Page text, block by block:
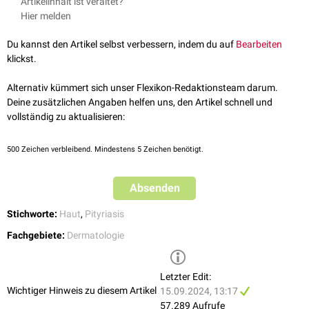
Extremitätenstreckseiten,
Ausgang der Papulaemeist an Haarfollikeln(pilaris)
dazwischen Inseln von normaler
keine Allgemeinsymptome (Fieber, Abgeschlagenheit)
verdickteNagelplatte, subungualeHyperkeratose , kleine
Nagelblutungen
Atypischer juveniler Typ (ca. 5%): chronischer Verlauf (
rezessiveVererbung)
Methotrexat
Azathioprin
1980;5(1):105-12.
J Am Acad Dermatol. Jan 1992;26(1):140-2.
Hier melden
Du kannst den Artikel selbst verbessern, indem du auf Bearbeiten
klickst.
Alternativ kümmert sich unser Flexikon-Redaktionsteam darum.
Deine zusätzlichen Angaben helfen uns, den Artikel schnell und
vollständig zu aktualisieren:
500 Zeichen verbleibend. Mindestens 5 Zeichen benötigt.
Absenden
Stichworte: Haut, Pityriasis
Fachgebiete: Dermatologie
Wichtiger Hinweis zu diesem Artikel
Letzter Edit:
15.09.2024, 13:17
57.289 Aufrufe